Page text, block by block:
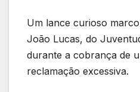
Um lance curioso
João Lucas, do
durante a cobrança de
reclamação excessiva.